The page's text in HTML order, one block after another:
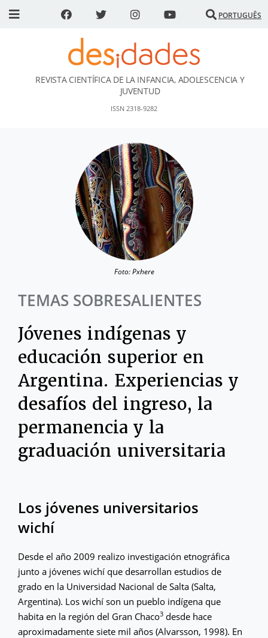
PORTUGUÊS
DESidades
REVISTA CIENTÍFICA DE LA INFANCIA, ADOLESCENCIA Y
JUVENTUD
ISSN 2318-9282
Foto: Pxhere
TEMAS SOBRESALIENTES
Jóvenes indígenas y
educación superior en
Argentina. Experiencias y
desafíos del ingreso, la
permanencia y la
graduación universitaria
Los jóvenes universitarios
wichí
Desde el año 2009 realizo investigación etnográfica
junto a jóvenes wichí que desarrollan estudios de
grado en la Universidad Nacional de Salta (Salta,
Argentina). Los wichí son un pueblo indígena que
habita en la región del Gran Chaco3 desde hace
aproximadamente siete mil años (Alvarsson, 1998). En